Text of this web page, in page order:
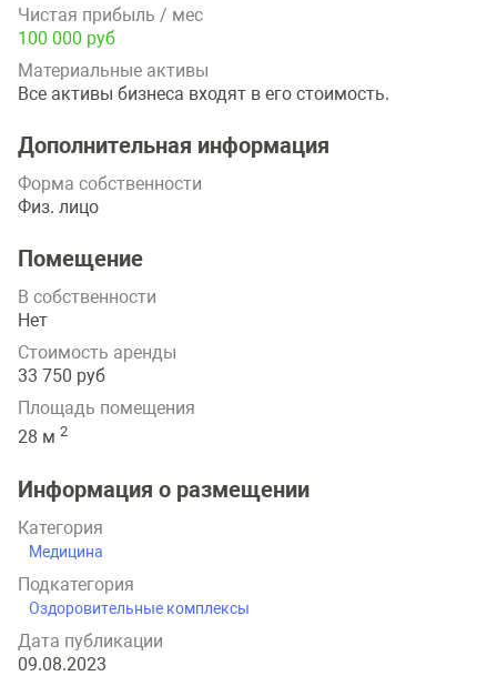
Чистая прибыль / мес
100 000 руб
Материальные активы
Все активы бизнеса входят в его стоимость.
Дополнительная информация
Форма собственности
Физ. лицо
Помещение
В собственности
Нет
Стоимость аренды
33 750 руб
Площадь помещения
28 м 2
Информация о размещении
Категория
Медицина
Подкатегория
Оздоровительные комплексы
Дата публикации
09.08.2023